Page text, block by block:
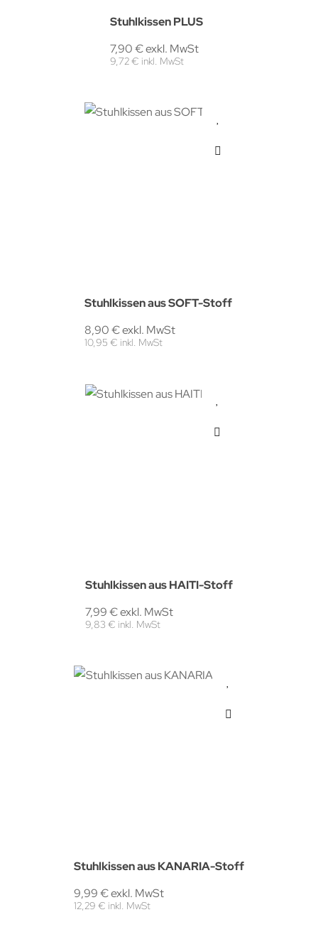
Stuhlkissen PLUS
7,90 € exkl. MwSt
9,72 € inkl. MwSt
Stuhlkissen aus SOFT-Stoff
8,90 € exkl. MwSt
10,95 € inkl. MwSt
Stuhlkissen aus HAITI-Stoff
7,99 € exkl. MwSt
9,83 € inkl. MwSt
Stuhlkissen aus KANARIA-Stoff
9,99 € exkl. MwSt
12,29 € inkl. MwSt